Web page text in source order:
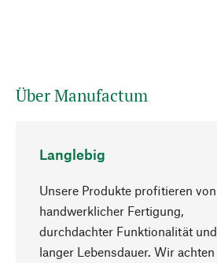
Über Manufactum
Langlebig
Unsere Produkte profitieren von
handwerklicher Fertigung,
durchdachter Funktionalität und
langer Lebensdauer. Wir achten